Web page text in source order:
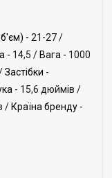
- 21-27 /
- 14,5 / Вага - 1000
Застібки -
- 15,6 дюймів /
/ Країна бренду -